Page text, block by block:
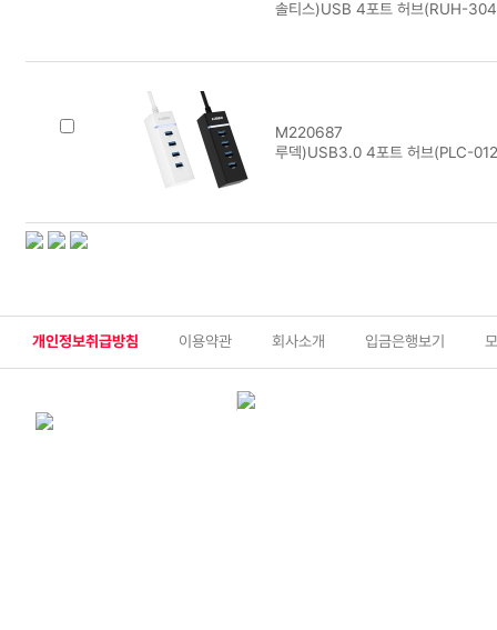
솔티스)USB 4포트 허브(RUH-
M220687
루덱)USB3.0 4포트 허브(PLC-
개인정보취급방침 이용약관 회사소개 입금은행보기